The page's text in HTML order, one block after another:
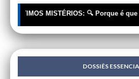
ÚLTIMOS MISTÉRIOS: 🔍 Porque é que
DOSSIÊS